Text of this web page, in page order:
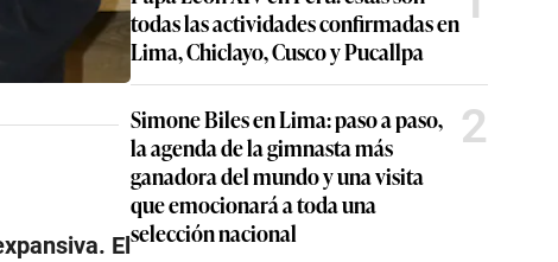
El
todas las actividades confirmadas en
Lima, Chiclayo, Cusco y Pucallpa
Simone Biles en Lima: paso a paso,
la agenda de la gimnasta más
ganadora del mundo y una visita
que emocionará a toda una
selección nacional
2